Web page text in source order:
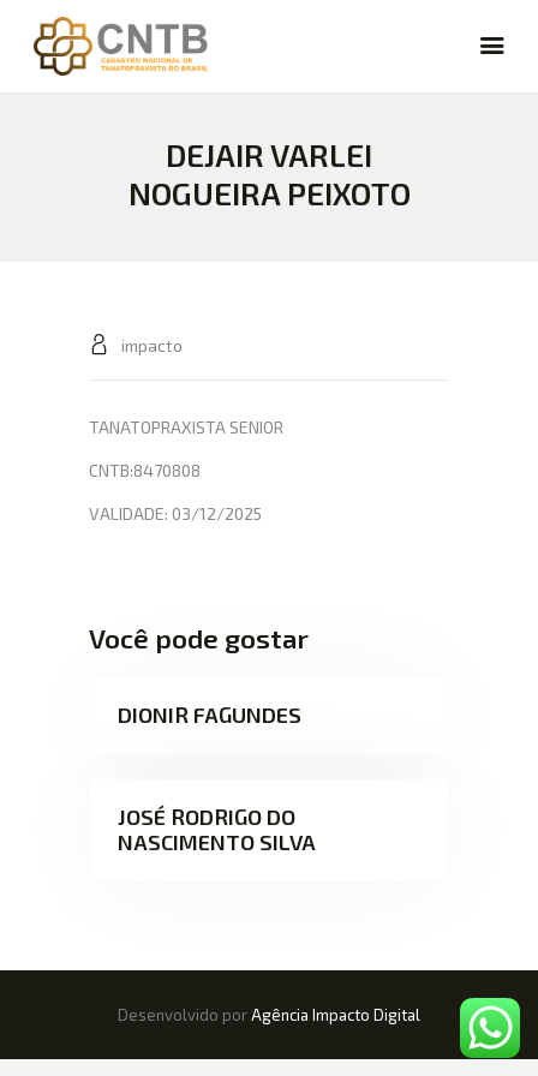
DEJAIR VARLEI
NOGUEIRA PEIXOTO
CARREIRA
VAGAS
CURSOS
impacto
TANATOPRAXISTA SENIOR
CNTB:8470808
VALIDADE: 03/12/2025
Você pode gostar
DIONIR FAGUNDES
JOSÉ RODRIGO DO
NASCIMENTO SILVA
Desenvolvido porAgência Impacto Digital